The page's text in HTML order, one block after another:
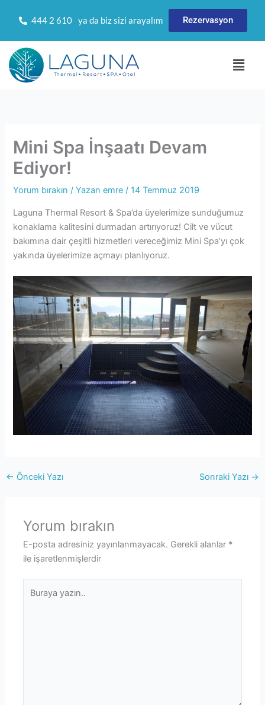
444 2 610 ya da biz sizi arayalım Rezervasyon
Menü
Mini Spa İnşaatı Devam
Ediyor!
Yorum bırakın / Yazan emre/ 14 Temmuz 2019
Laguna Thermal Resort & Spa’da üyelerimize sunduğumuz
konaklama kalitesini durmadan artırıyoruz! Cilt ve vücut
bakımına dair çeşitli hizmetleri vereceğimiz Mini Spa’yı çok
yakında üyelerimize açmayı planlıyoruz.
← Önceki Yazı Sonraki Yazı →
Yorum bırakın
E-posta adresiniz yayınlanmayacak. Gerekli alanlar *
ile işaretlenmişlerdir
yazın..